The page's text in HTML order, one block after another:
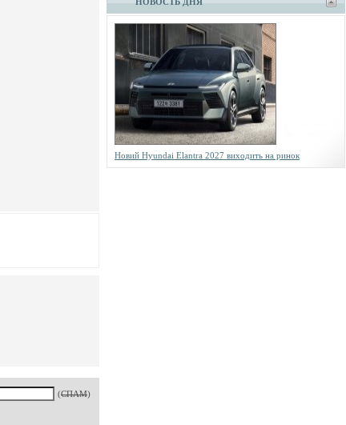
(СПАМ)
Новий Hyundai Elantra 2027 виходить на ринок